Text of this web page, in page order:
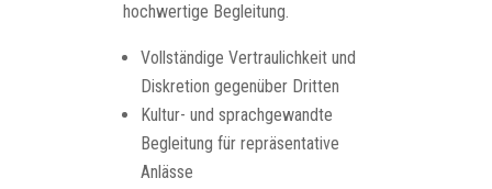
hochwertige Begleitung.
Vollständige Vertraulichkeit und
Diskretion gegenüber Dritten
Kultur- und sprachgewandte
Begleitung für repräsentative
Anlässe